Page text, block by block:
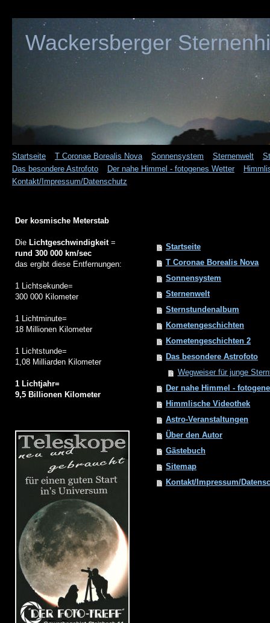
Wackersberger
Startseite T Coronae Borealis Nova Sonnensystem Sternenwelt
Das besondere Astrofoto
Der nahe Himmel - fotogenes Wetter
Kontakt/Impressum/Datenschutz
Startseite
T Coronae Borealis Nova
Sonnensystem
Sternenwelt
Sternstundenalbum
Kometengeschichten
Kometengeschichten 2
Das besondere Astrofoto
Wegweiser für junge
Der nahe Himmel -
Himmlische Videothek
Astro-Veranstaltungen
Über den Autor
Gästebuch
Sitemap
Kontakt/Impressum/
Der kosmische Meterstab
Die Lichtgeschwindigkeit=
rund 300 000 km/sec
das ergibt diese Entfernungen:
1 Lichtsekunde=
300 000 Kilometer
1 Lichtminute=
18 Millionen Kilometer
1 Lichtstunde=
1,08 Milliarden Kilometer
1 Lichtjahr=
9,5 Billionen Kilometer